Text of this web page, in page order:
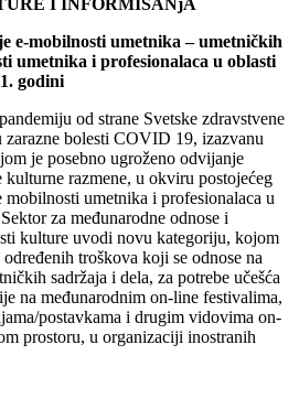
e-mobilnosti umetnika – umetničkih
umetnika i profesionalaca u oblasti
godini
od strane Svetske zdravstvene
zarazne bolesti COVID 19, izazvanu
je posebno ugroženo odvijanje
kulturne razmene, u okviru postojećeg
umetnika i profesionalaca u
za međunarodne odnose i
kulture uvodi novu kategoriju, kojom
troškova koji se odnose na
sadržaja i dela, za potrebe učešća
na međunarodnim on-line festivalima,
postavkama i drugim vidovima on-
prostoru, u organizaciji inostranih